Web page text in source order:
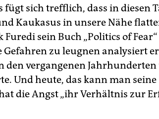
fügt sich trefflich, dass in diesen
Kaukasus in unsere Nähe
sein Buch „Politics of Fear“
zu leugnen analysiert
den vergangenen
Und heute, das kann man seine
die Angst „ihr Verhältnis zur